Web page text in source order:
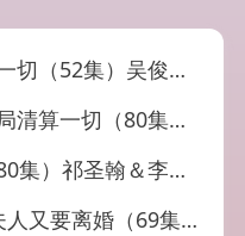
集）吴俊杰&夏欢亭
（80集）吴帆＆惠浩
）祁圣翰＆李明明
离婚（69集）白雪茹